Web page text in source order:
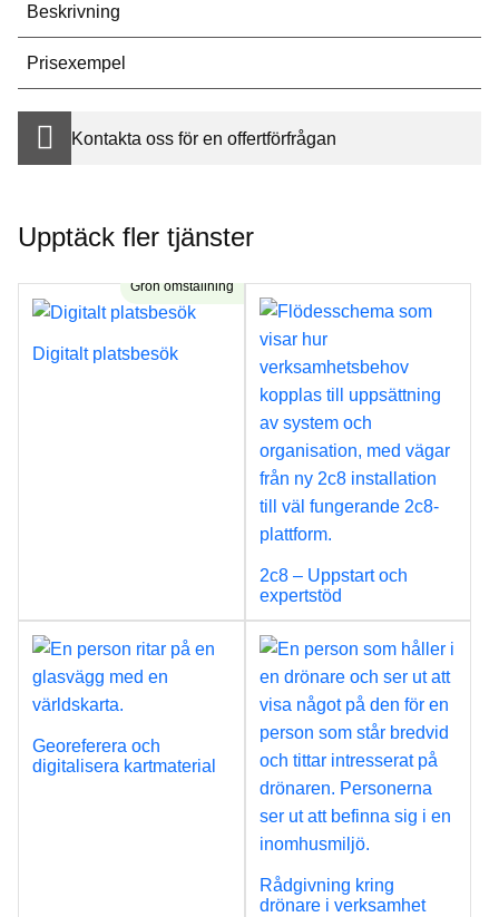
Beskrivning
Prisexempel
Kontakta oss för en offertförfrågan
Upptäck fler tjänster
Grön omställning
Digitalt platsbesök
2c8 – Uppstart och
expertstöd
Georeferera och
digitalisera kartmaterial
Rådgivning kring
drönare i verksamhet